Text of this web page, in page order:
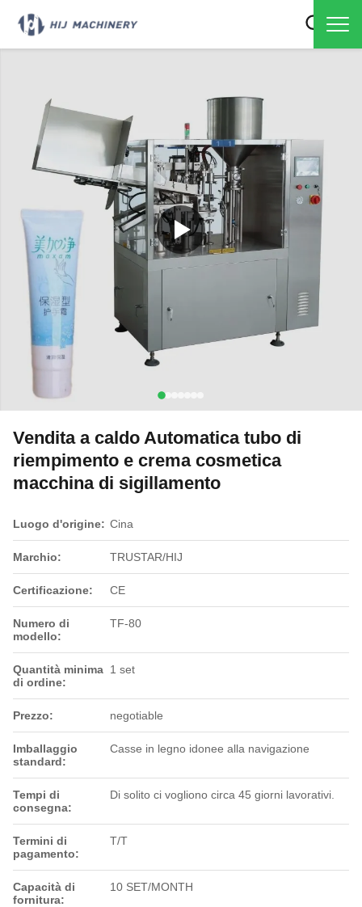
Vendita a caldo Automatica tubo di
riempimento e crema cosmetica
macchina di sigillamento
Luogo d'origine: Cina
Marchio: TRUSTAR/HIJ
Certificazione: CE
Numero di
modello:
TF-80
Quantità minima
di ordine:
1 set
Prezzo: negotiable
Imballaggio
standard:
Casse in legno idonee alla navigazione
Tempi di
consegna:
Di solito ci vogliono circa 45 giorni lavorativi.
Termini di
pagamento:
T/T
Capacità di
fornitura:
10 SET/MONTH